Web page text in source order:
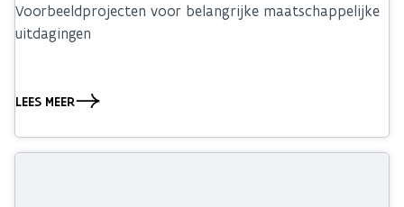
Voorbeeldprojecten voor belangrijke maatschappelijke
uitdagingen
LEES MEER